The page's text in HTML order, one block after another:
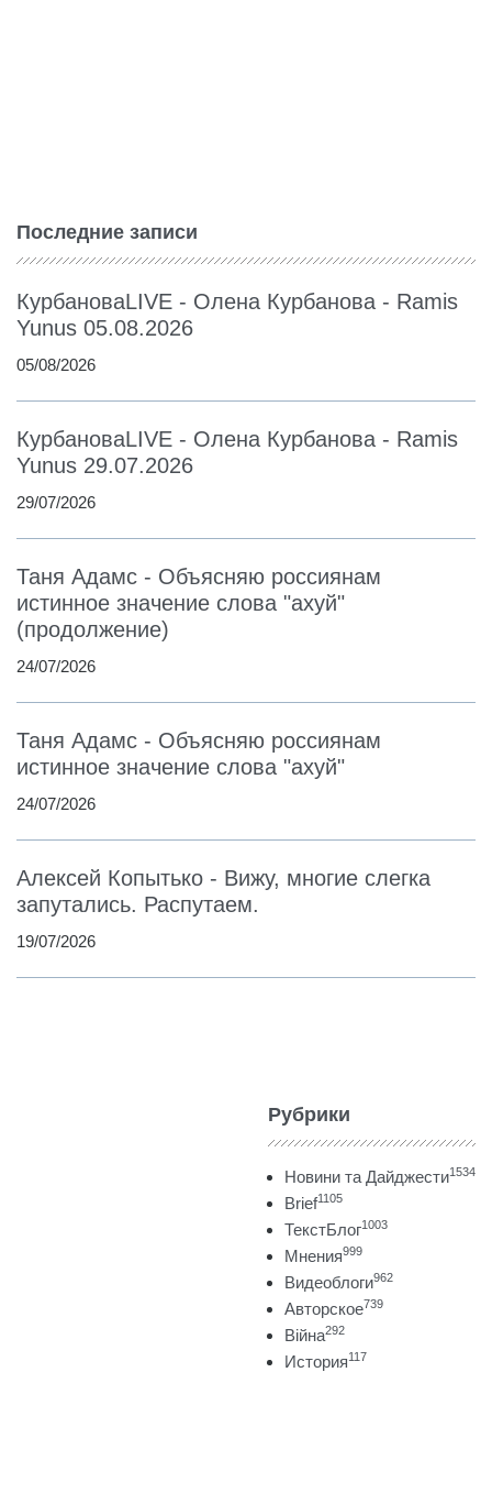
Последние записи
КурбановаLIVE - Олена Курбанова - Ramis
Yunus 05.08.2026
05/08/2026
КурбановаLIVE - Олена Курбанова - Ramis
Yunus 29.07.2026
29/07/2026
Таня Адамс - Объясняю россиянам
истинное значение слова "ахуй"
(продолжение)
24/07/2026
Таня Адамс - Объясняю россиянам
истинное значение слова "ахуй"
24/07/2026
Алексей Копытько - Вижу, многие слегка
запутались. Распутаем.
19/07/2026
Рубрики
Новини та Дайджести1534
Brief1105
ТекстБлог1003
Мнения999
Видеоблоги962
Авторское739
Війна292
История117